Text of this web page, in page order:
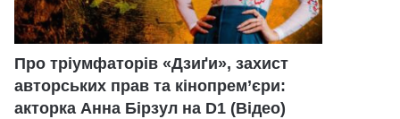
Про тріумфаторів «Дзиґи», захист
авторських прав та кінопрем’єри:
акторка Анна Бірзул на D1 (Відео)